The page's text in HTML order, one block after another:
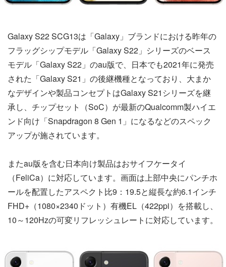
Galaxy S22 SCG13は「Galaxy」ブランドにおける昨年の
フラッグシップモデル「Galaxy S22」シリーズのベース
モデル「Galaxy S22」のau版で、日本でも2021年に発売
された「Galaxy S21」の後継機種となっており、大まか
なデザインや製品コンセプトはGalaxy S21シリーズを継
承し、チップセット（SoC）が最新のQualcomm製ハイエ
ンド向け「Snapdragon 8 Gen 1」になるなどのスペック
アップが施されています。
またau版を含む日本向け製品はおサイフケータイ
（FeliCa）に対応しています。画面は上部中央にパンチホ
ールを配置したアスペクト比9：19.5と縦長な約6.1インチ
FHD+（1080×2340ドット）有機EL（422ppi）を搭載し、
10～120Hzの可変リフレッシュレートに対応しています。